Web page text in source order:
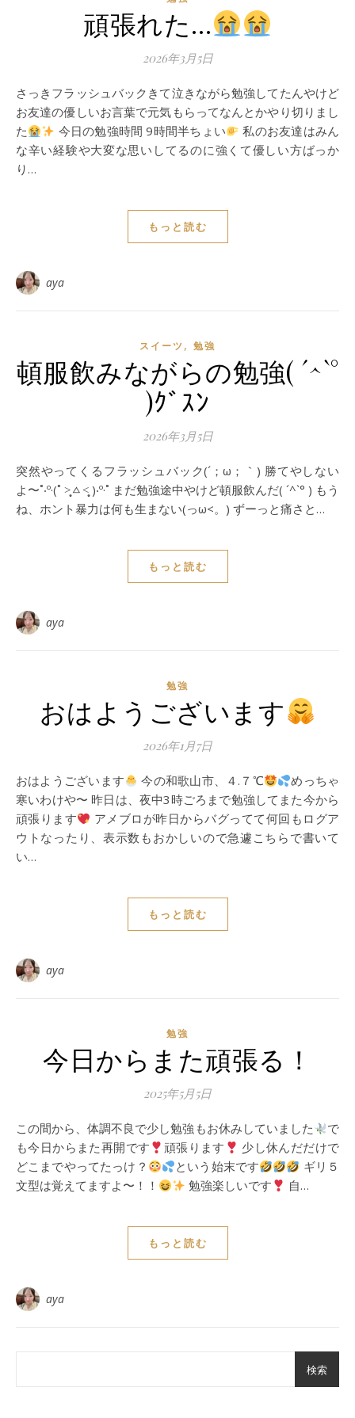
頑張れた…
2026年3月5日
さっきフラッシュバックきて泣きながら勉強してたんやけど
お友達の優しいお言葉で元気もらってなんとかやり切りまし
た
今日の勉強時間 9時間半ちょい
私のお友達はみん
な辛い経験や大変な思いしてるのに強くて優しい方ばっか
り…
もっと読む
aya
スイーツ , 勉強
頓服飲みながらの勉強( ´^`°
)ｸﾞｽﾝ
2026年3月5日
突然やってくるフラッシュバック(´；ω；｀) 勝てやしない
よ〜˚‧º·(˚ ˃̣̣̥ㅿ˂̣̣̥ )‧º·˚ まだ勉強途中やけど頓服飲んだ( ´^`° ) もう
ね、ホント暴力は何も生まない(っω<。) ずーっと痛さと…
もっと読む
aya
勉強
おはようございます
2026年1月7日
おはようございます 今の和歌山市、４.７℃
めっちゃ
寒いわけや〜 昨日は、夜中3時ごろまで勉強してまた今から
頑張ります
アメブロが昨日からバグってて何回もログア
ウトなったり、表示数もおかしいので急遽こちらで書いて
い…
もっと読む
aya
勉強
今日からまた頑張る！
2025年5月5日
この間から、体調不良で少し勉強もお休みしていました
で
も今日からまた再開です
頑張ります
少し休んだだけで
どこまでやってたっけ？
という始末です
ギリ５
文型は覚えてますよ〜！！
勉強楽しいです 自…
もっと読む
aya
検索